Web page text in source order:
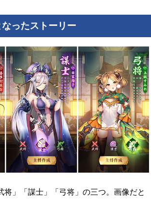
ったストーリー
将」「謀士」「弓将」の三つ。画像だと